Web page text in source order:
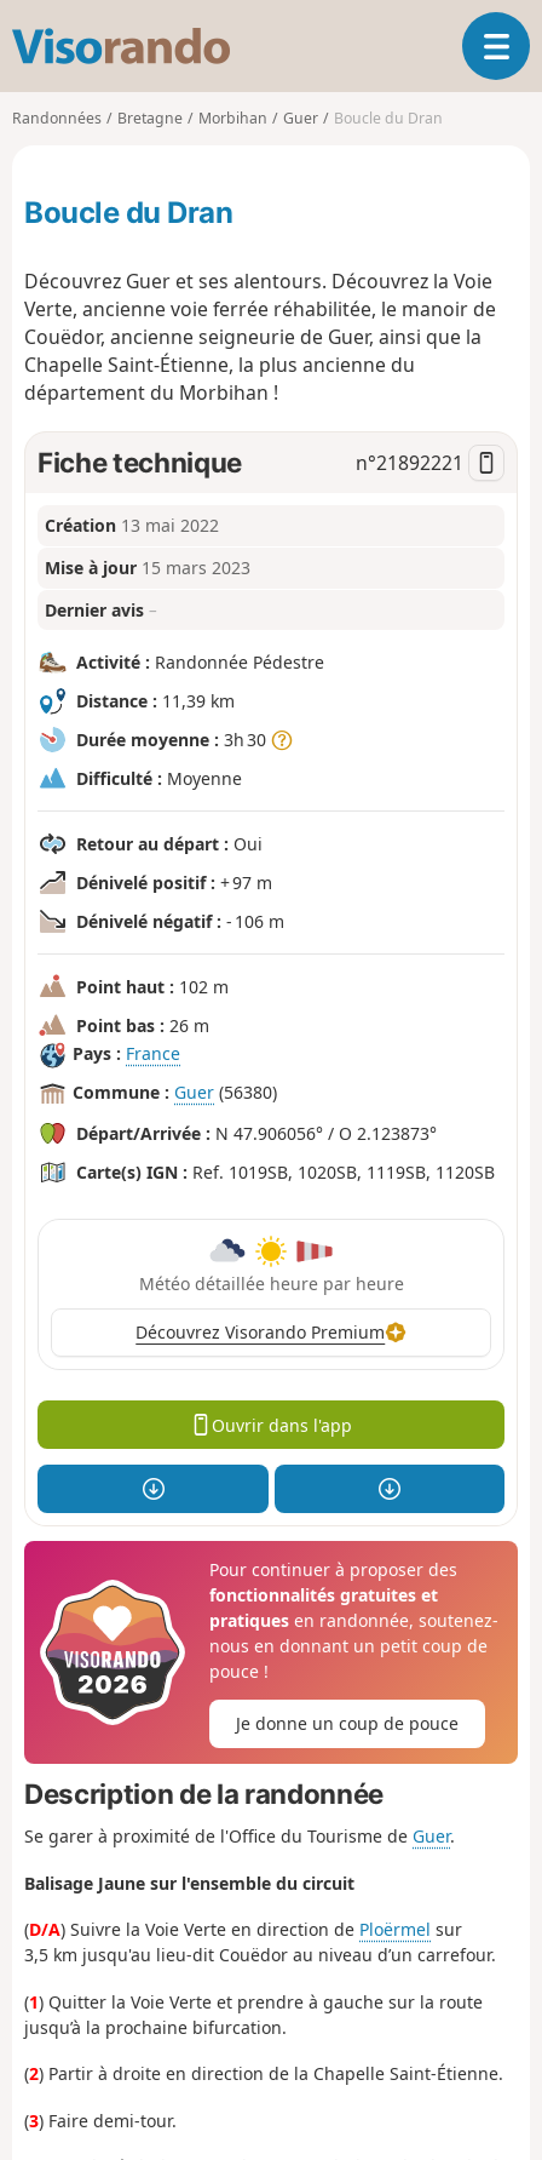
s
o
d
O
u
i
Randonnées Bretagne Morbihan Guer Boucle du Dran
Boucle du Dran
Découvrez Guer et ses alentours. Découvrez la Voie
Verte, ancienne voie ferrée réhabilitée, le manoir de
Couëdor, ancienne seigneurie de Guer, ainsi que la
Chapelle Saint-Étienne, la plus ancienne du
département du Morbihan !
Fiche technique n°21892221
Création 13 mai 2022
Mise à jour 15 mars 2023
Dernier avis –
Activité : Randonnée Pédestre
Distance : 11,39 km
Durée moyenne : 3h 30
Difficulté : Moyenne
Retour au départ : Oui
Dénivelé positif : + 97 m
Dénivelé négatif : - 106 m
Point haut : 102 m
Point bas : 26 m
Pays : France
Commune : Guer (56380)
Départ/Arrivée : N 47.906056° / O 2.123873°
Carte(s) IGN : Ref. 1019SB, 1020SB, 1119SB, 1120SB
Météo détaillée heure par heure
Découvrez Visorando Premium
Ouvrir dans l'app
Pour continuer à proposer des
fonctionnalités gratuites et
pratiquesen randonnée, soutenez-
nous en donnant un petit coup de
pouce !
Je donne un coup de pouce
Description de la randonnée
Se garer à proximité de l'Office du Tourisme de Guer.
Balisage Jaune sur l'ensemble du circuit
(D/A) Suivre la Voie Verte en direction de Ploërmel sur
3,5 km jusqu'au lieu-dit Couëdor au niveau d’un carrefour.
(1) Quitter la Voie Verte et prendre à gauche sur la route
jusqu’à la prochaine bifurcation.
(2) Partir à droite en direction de la Chapelle Saint-Étienne.
(3) Faire demi-tour.